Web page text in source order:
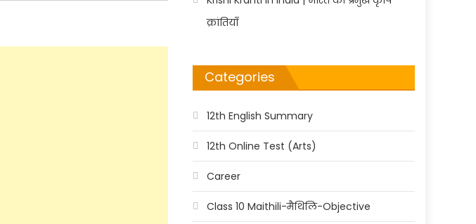
क्रांतियाँ
Categories
12th English Summary
12th Online Test (Arts)
Career
Class 10 Maithili-मैथिलि-Objective